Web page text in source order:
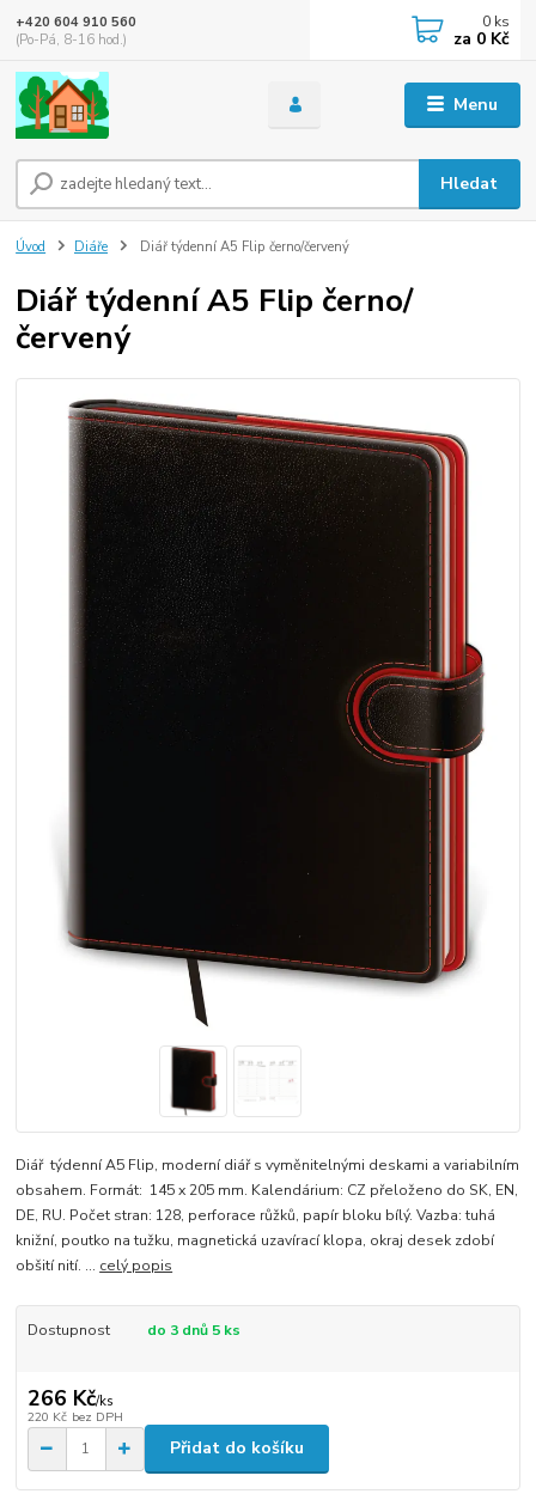
Menu
Hledat
+420 604 910 560
(Po-Pá, 8-16 hod.)
0 ks
za 0 Kč
Úvod Diáře Diář týdenní A5 Flip černo/červený
Diář týdenní A5 Flip černo/
červený
Diář týdenní A5 Flip, moderní diář s vyměnitelnými deskami a variabilním
obsahem. Formát: 145 x 205 mm. Kalendárium: CZ přeloženo do SK, EN,
DE, RU. Počet stran: 128, perforace růžků, papír bloku bílý. Vazba: tuhá
knižní, poutko na tužku, magnetická uzavírací klopa, okraj desek zdobí
obšití nití. ... celý popis
Dostupnost do 3 dnů 5 ks
266 Kč/ks
220 Kč bez DPH
Přidat do košíku